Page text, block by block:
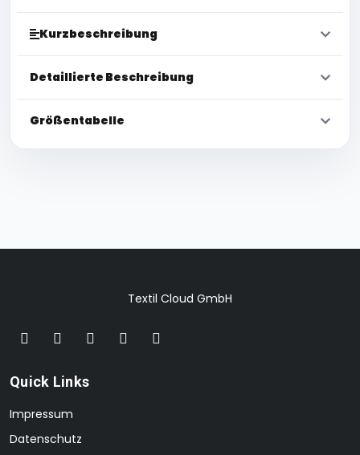
Kurzbeschreibung
Detaillierte Beschreibung
Größentabelle
Textil Cloud GmbH
Quick Links
Impressum
Datenschutz